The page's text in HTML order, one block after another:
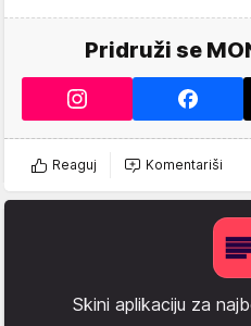
Pridruži se
Reaguj Komentariši
Skini aplikaciju za